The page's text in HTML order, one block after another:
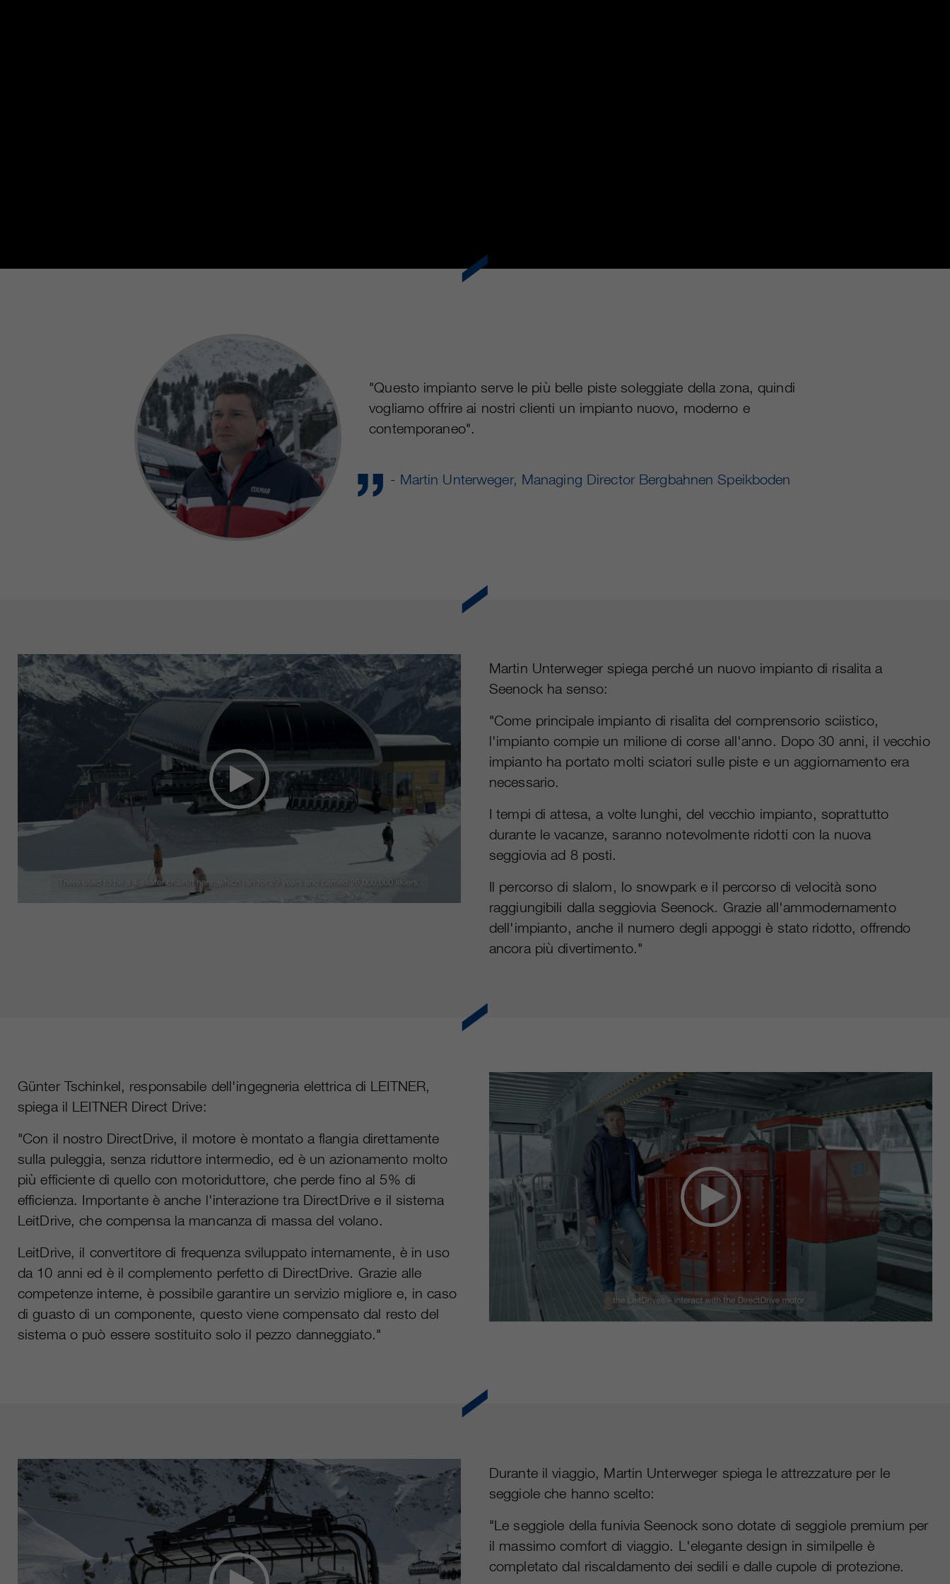
"Questo impianto serve le più belle piste soleggiate della zona, quindi
vogliamo offrire ai nostri clienti un impianto nuovo, moderno e
contemporaneo".
- Martin Unterweger, Managing Director Bergbahnen Speikboden
Martin Unterweger spiega perché un nuovo impianto di risalita a
Seenock ha senso:
"Come principale impianto di risalita del comprensorio sciistico,
l'impianto compie un milione di corse all'anno. Dopo 30 anni, il vecchio
impianto ha portato molti sciatori sulle piste e un aggiornamento era
necessario.
I tempi di attesa, a volte lunghi, del vecchio impianto, soprattutto
durante le vacanze, saranno notevolmente ridotti con la nuova
seggiovia ad 8 posti.
Il percorso di slalom, lo snowpark e il percorso di velocità sono
raggiungibili dalla seggiovia Seenock. Grazie all'ammodernamento
dell'impianto, anche il numero degli appoggi è stato ridotto, offrendo
ancora più divertimento."
Günter Tschinkel, responsabile dell'ingegneria elettrica di LEITNER,
spiega il LEITNER Direct Drive:
"Con il nostro DirectDrive, il motore è montato a flangia direttamente
sulla puleggia, senza riduttore intermedio, ed è un azionamento molto
più efficiente di quello con motoriduttore, che perde fino al 5% di
efficienza. Importante è anche l'interazione tra DirectDrive e il sistema
LeitDrive, che compensa la mancanza di massa del volano.
LeitDrive, il convertitore di frequenza sviluppato internamente, è in uso
da 10 anni ed è il complemento perfetto di DirectDrive. Grazie alle
competenze interne, è possibile garantire un servizio migliore e, in caso
di guasto di un componente, questo viene compensato dal resto del
sistema o può essere sostituito solo il pezzo danneggiato."
Durante il viaggio, Martin Unterweger spiega le attrezzature per le
seggiole che hanno scelto:
"Le seggiole della funivia Seenock sono dotate di seggiole premium per
il massimo comfort di viaggio. L'elegante design in similpelle è
completato dal riscaldamento dei sedili e dalle cupole di protezione.